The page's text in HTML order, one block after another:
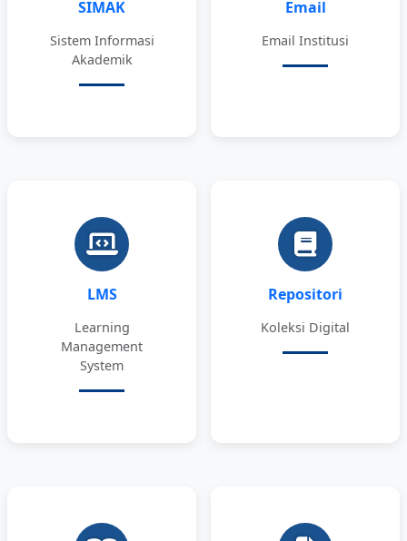
SIMAK
Sistem Informasi
Akademik
Email
Email Institusi
LMS
Learning
Management
System
Repositori
Koleksi Digital